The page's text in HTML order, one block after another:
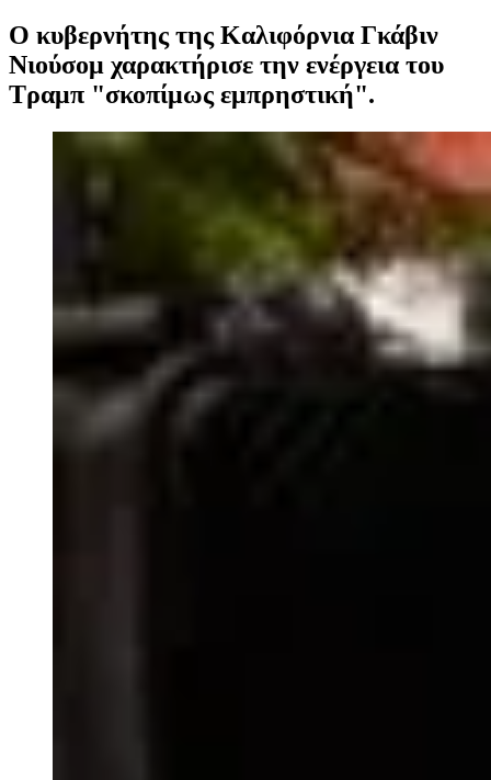
Ο κυβερνήτης της Καλιφόρνια Γκάβιν
Νιούσομ χαρακτήρισε την ενέργεια του
Τραμπ "σκοπίμως εμπρηστική".